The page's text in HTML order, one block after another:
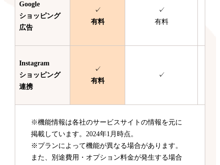
Google
ショッピング
広告
✓
有料
✓
有料
Instagram
ショッピング
連携
✓
有料
✓
※機能情報は各社のサービスサイトの情報を元に
掲載しています。2024年1月時点。
※プランによって機能が異なる場合があります。
また、別途費用・オプション料金が発生する場合